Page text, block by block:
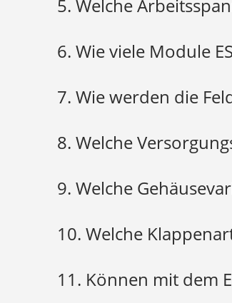
5. Welche
rigento
6. Wie viele Module
Produktdatenblatt System S3
7. Wie werden die
8. Welche
rigento
9. Welche
rigento
10. Welche
rigento
11. Können mit dem